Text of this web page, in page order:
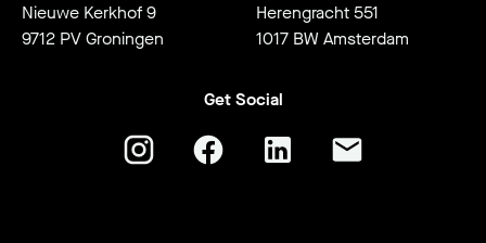
Nieuwe Kerkhof 9
9712 PV Groningen
Herengracht 551
1017 BW Amsterdam
Get Social